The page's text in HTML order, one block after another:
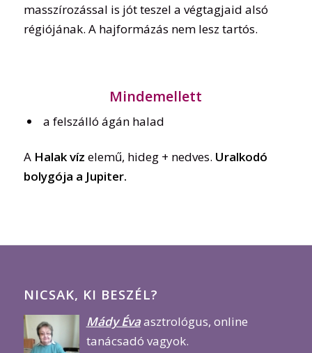
masszírozással is jót teszel a végtagjaid alsó
régiójának. A hajformázás nem lesz tartós.
Mindemellett
a felszálló ágán halad
A Halak víz elemű, hideg + nedves. Uralkodó
bolygója a Jupiter.
NICSAK, KI BESZÉL?
Mády Évaasztrológus, online
tanácsadó vagyok.